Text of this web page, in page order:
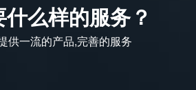
了解详情
么样的服务？
供一流的产品,完善的服务